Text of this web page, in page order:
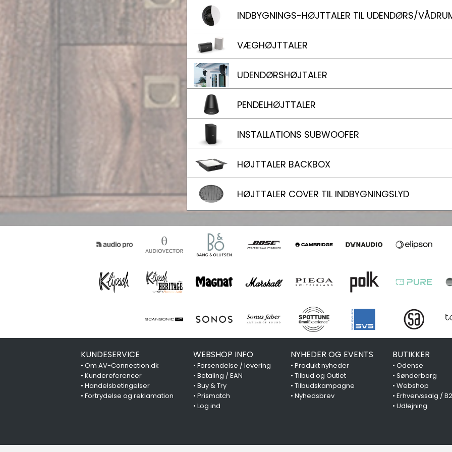
INDBYGNINGS-HØJTTALER TIL UDENDØRS/
VÆGHØJTTALER
UDENDØRSHØJTALER
PENDELHØJTTALER
INSTALLATIONS SUBWOOFER
HØJTTALER BACKBOX
HØJTTALER COVER TIL INDBYGNINGSLYD
KUNDESERVICE
• Om AV-Connection.dk
• Kundereferencer
• Handelsbetingelser
• Fortrydelse og reklamation
WEBSHOP INFO
• Forsendelse / levering
• Betaling / EAN
• Buy & Try
• Prismatch
• Log ind
NYHEDER OG EVENTS
• Produkt nyheder
• Tilbud og Outlet
• Tilbudskampagne
• Nyhedsbrev
BUTIKKER
•Odense
•Sønderborg
•Webshop
•Erhvervssalg /
•Udlejning